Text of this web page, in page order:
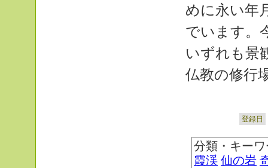
めに永い年
でいます。
いずれも景
仏教の修行
登録日
分類・キー
霞渓 仙の岩